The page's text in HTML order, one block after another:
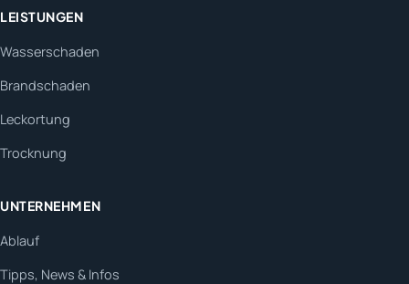
LEISTUNGEN
Wasserschaden
Brandschaden
Leckortung
Trocknung
UNTERNEHMEN
Ablauf
Tipps, News & Infos